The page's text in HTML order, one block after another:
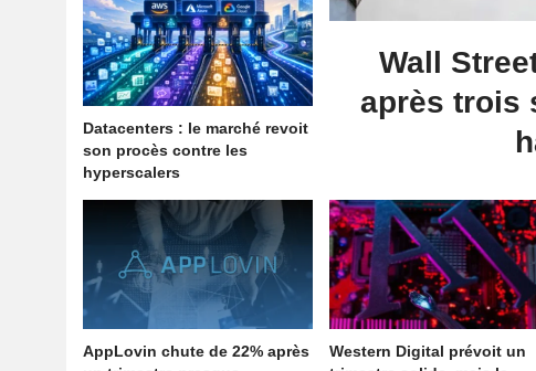
Datacenters : le marché revoit
son procès contre les
hyperscalers
Wall
après trois
AppLovin chute de 22% après
Western Digital prévoit un